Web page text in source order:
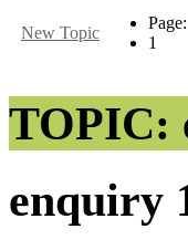
New Topic
Page:
1
TOPIC:
enquiry